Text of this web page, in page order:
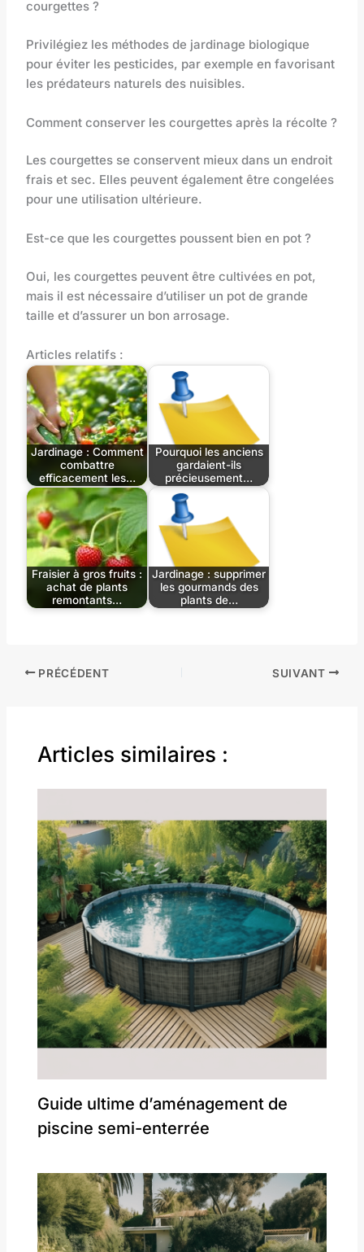
courgettes ?
Privilégiez les méthodes de jardinage biologique
pour éviter les pesticides, par exemple en favorisant
les prédateurs naturels des nuisibles.
Comment conserver les courgettes après la récolte ?
Les courgettes se conservent mieux dans un endroit
frais et sec. Elles peuvent également être congelées
pour une utilisation ultérieure.
Est-ce que les courgettes poussent bien en pot ?
Oui, les courgettes peuvent être cultivées en pot,
mais il est nécessaire d’utiliser un pot de grande
taille et d’assurer un bon arrosage.
Articles relatifs :
Jardinage : Comment
combattre
efficacement les…
Pourquoi les anciens
gardaient-ils
précieusement…
Fraisier à gros fruits :
achat de plants
remontants…
Jardinage : supprimer
les gourmands des
plants de…
PRÉCÉDENT SUIVANT
Articles similaires :
Guide ultime d’aménagement de
piscine semi-enterrée